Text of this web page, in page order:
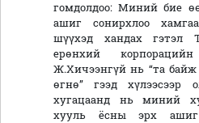
гомдолдоо: Миний бие
ашиг сонирхлоо
шүүхэд хандах гэтэл
ерөнхий
Ж.Хичээнгүй нь “та
өгнө” гээд хүлээсээр
хугацаанд нь миний
хууль ёсны эрх ашиг